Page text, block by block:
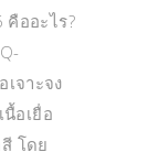
คืออะไร?
จาะจง
อเยื่อ
โดย